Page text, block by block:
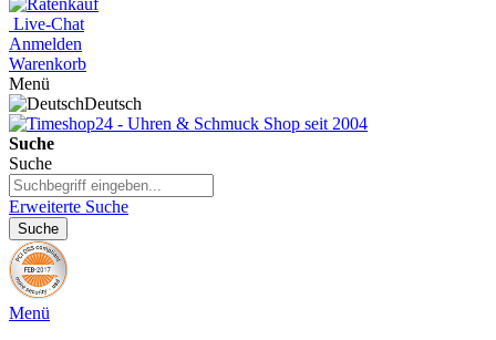
Live-Chat
Anmelden
Warenkorb
Menü
Deutsch
Suche
Suche
Erweiterte Suche
Suche
Menü